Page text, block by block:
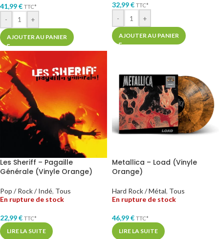
41,99€ TTC*
- +
AJOUTER AU PANIER
32,99€ TTC*
- +
AJOUTER AU PANIER
Les Sheriff – Pagaille
Générale (Vinyle Orange)
Pop / Rock / Indé, Tous
En rupture de stock
22,99€ TTC*
LIRE LA SUITE
Metallica – Load (Vinyle
Orange)
Hard Rock / Métal, Tous
En rupture de stock
46,99€ TTC*
LIRE LA SUITE